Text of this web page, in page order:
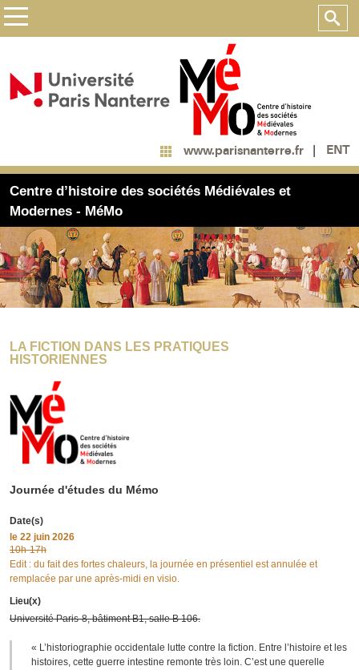
www.parisnanterre.fr ENT
Centre d’histoire des sociétés Médiévales et
Modernes - MéMo
LA FICTION DANS LES PRATIQUES
HISTORIENNES
Journée d'études du Mémo
Date(s)
le 22 juin 2026
10h-17h
Edit : du fait des fortes chaleurs, la journée en présentiel est annulée et
remplacée par une après-midi en visio.
Lieu(x)
Université Paris-8, bâtiment B1, salle B 106.
« L’historiographie occidentale lutte contre la fiction. Entre l’histoire et les
histoires, cette guerre intestine remonte très loin. C’est une querelle